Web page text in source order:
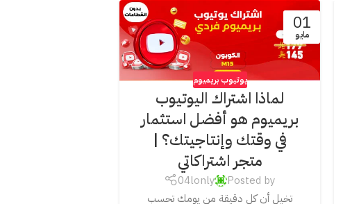
01
مايو
يوتيوب بريميوم
لماذا اشتراك اليوتيوب
بريميوم هو أفضل استثمار
في وقتك وإنتاجيتك؟ |
متجر اشتراكاتي
Posted by
04lonly
تخيل أن كل دقيقة من يومك تحسب